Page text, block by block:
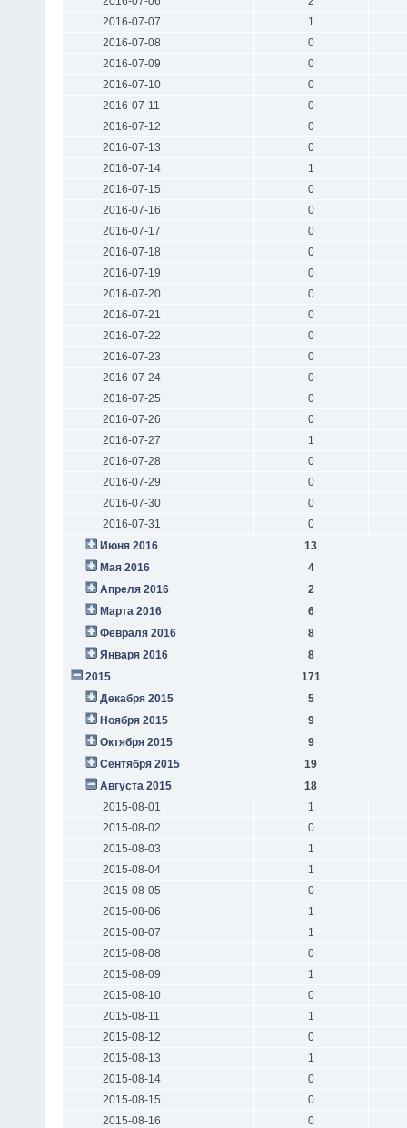
2016-07-07
1
2016-07-08
0
2016-07-09
0
2016-07-10
0
2016-07-11
0
2016-07-12
0
2016-07-13
0
2016-07-14
1
2016-07-15
0
2016-07-16
0
2016-07-17
0
2016-07-18
0
2016-07-19
0
2016-07-20
0
2016-07-21
0
2016-07-22
0
2016-07-23
0
2016-07-24
0
2016-07-25
0
2016-07-26
0
2016-07-27
1
2016-07-28
0
2016-07-29
0
2016-07-30
0
2016-07-31
0
Июня 2016
13
Мая 2016
4
Апреля 2016
2
Марта 2016
6
Февраля 2016
8
Января 2016
8
2015
171
Декабря 2015
5
Ноября 2015
9
Октября 2015
9
Сентября 2015
19
Августа 2015
18
2015-08-01
1
2015-08-02
0
2015-08-03
1
2015-08-04
1
2015-08-05
0
2015-08-06
1
2015-08-07
1
2015-08-08
0
2015-08-09
1
2015-08-10
0
2015-08-11
1
2015-08-12
0
2015-08-13
1
2015-08-14
0
2015-08-15
0
2015-08-16
0